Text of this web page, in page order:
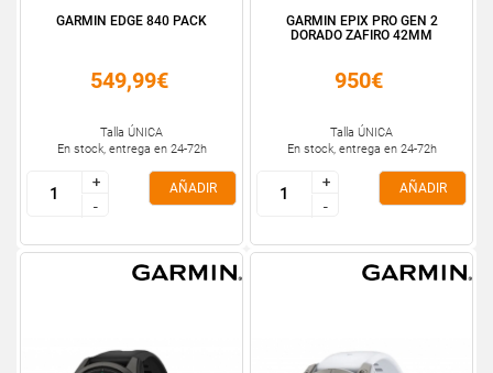
GARMIN EDGE 840 PACK
549,99€
Talla ÚNICA
En stock, entrega en 24-72h
+
-
+
-
AÑADIR
GARMIN EPIX PRO GEN 2
DORADO ZAFIRO 42MM
950€
Talla ÚNICA
En stock, entrega en 24-72h
+
-
+
-
AÑADIR